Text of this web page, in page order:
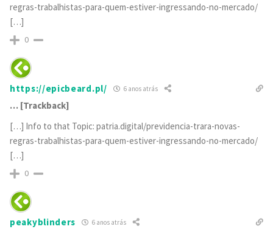
regras-trabalhistas-para-quem-estiver-ingressando-no-mercado/
[…]
0
https://epicbeard.pl/ 6 anos atrás
… [Trackback]
[…] Info to that Topic: patria.digital/previdencia-trara-novas-
regras-trabalhistas-para-quem-estiver-ingressando-no-mercado/
[…]
0
peakyblinders 6 anos atrás